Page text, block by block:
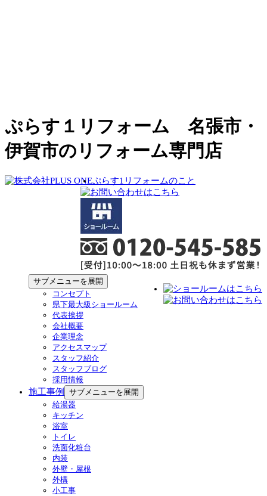
ぷらす１リフォーム 名張市・
伊賀市のリフォーム専門店
ぷらす1リフォームのこと
サブメニューを展開
コンセプト
県下最大級ショールーム
代表挨拶
会社概要
企業理念
アクセスマップ
スタッフ紹介
スタッフブログ
採用情報
施工事例
サブメニューを展開
給湯器
キッチン
浴室
トイレ
洗面化粧台
内装
外壁・屋根
外構
小工事